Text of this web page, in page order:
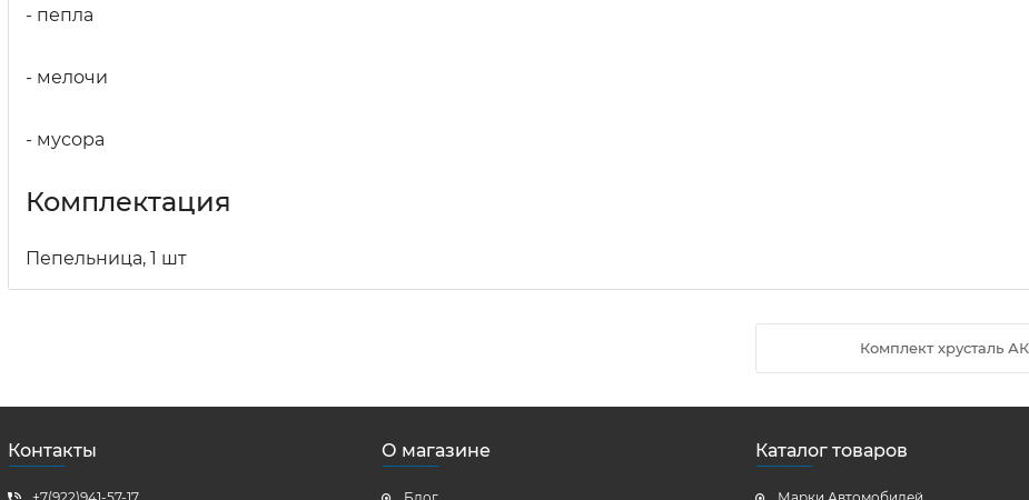
- пепла
- мелочи
- мусора
Комплектация
Пепельница, 1 шт
Комплект хрусталь
Контакты О магазине Каталог товаров